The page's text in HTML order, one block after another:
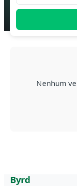
Nenhum
Byrd